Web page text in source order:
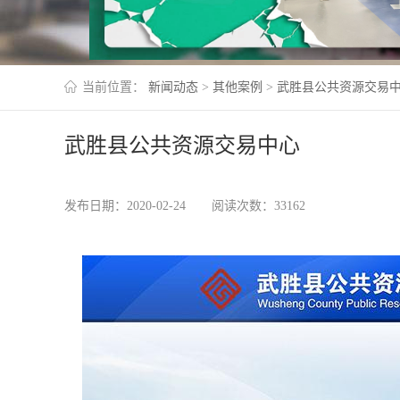
当前位置： 新闻动态 > 其他案例 > 武胜县公共资源交易
武胜县公共资源交易中心
发布日期：2020-02-24 阅读次数：33162